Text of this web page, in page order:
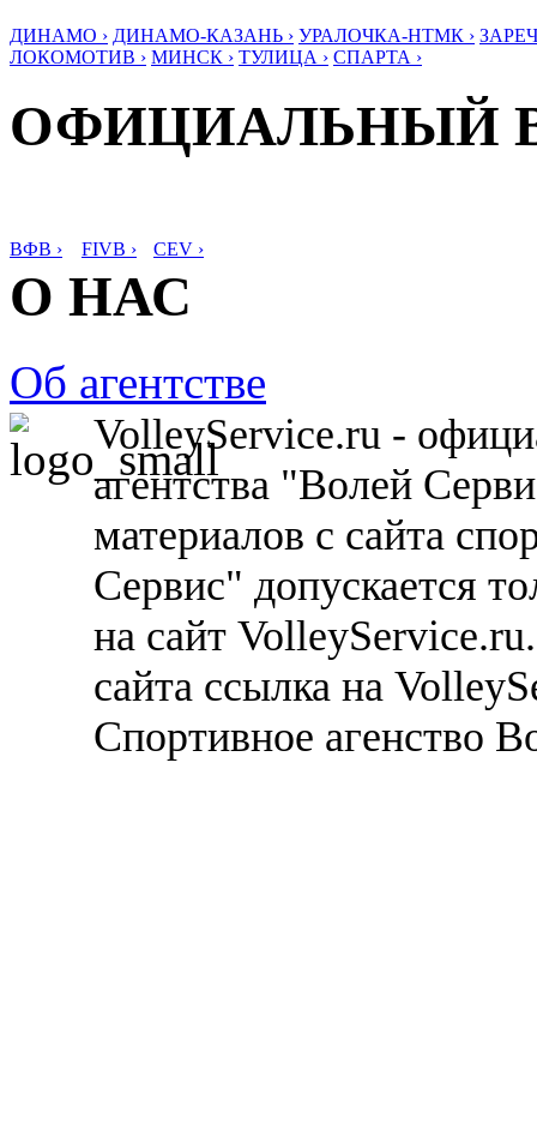
ДИНАМО › ДИНАМО-КАЗАНЬ › УРАЛОЧКА-НТМК ›
ЛОКОМОТИВ › МИНСК › ТУЛИЦА › СПАРТА ›
ОФИЦИАЛЬНЫЙ
ВФВ › FIVB › CEV ›
О НАС
Об агентстве
VolleyService.ru -
агентства "Волей
материалов с сайта
Сервис" допускается
на сайт
сайта ссылка на
Спортивное агенство